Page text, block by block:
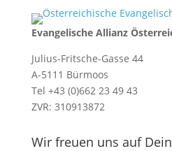
Evangelische Allianz
Julius-Fritsche-Gasse 44
A-5111 Bürmoos
Tel +43 (0)662 23 49 43
ZVR: 310913872
Wir freuen uns auf